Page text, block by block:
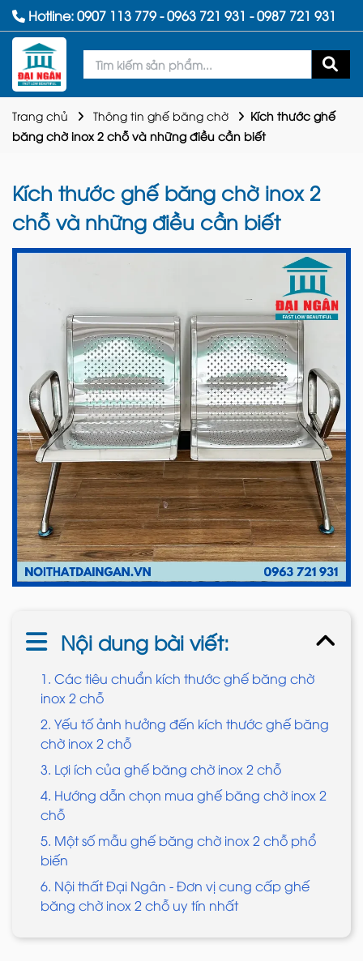
Hotline:0907 113 779-0963 721 931 -0987 721 931
Trang chủ Thông tin ghế băng chờ
Kích thước ghế
băng chờ inox 2 chỗ và những điều cần biết
Kích thước ghế băng chờ inox 2
chỗ và những điều cần biết
Nội dung bài viết:
1. Các tiêu chuẩn kích thước ghế băng chờ
inox 2 chỗ
2. Yếu tố ảnh hưởng đến kích thước ghế băng
chờ inox 2 chỗ
3. Lợi ích của ghế băng chờ inox 2 chỗ
4. Hướng dẫn chọn mua ghế băng chờ inox 2
chỗ
5. Một số mẫu ghế băng chờ inox 2 chỗ phổ
biến
6. Nội thất Đại Ngân - Đơn vị cung cấp ghế
băng chờ inox 2 chỗ uy tín nhất